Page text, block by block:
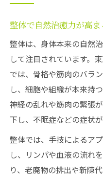
整体で自然治癒力が高
整体は、身体本来の自然
して注目されています。
では、骨格や筋肉のバラ
し、細胞や組織が本来持
神経の乱れや筋肉の緊張
下し、不眠症などの症状
整体では、手技によるア
し、リンパや血液の流れ
り、老廃物の排出や新陳